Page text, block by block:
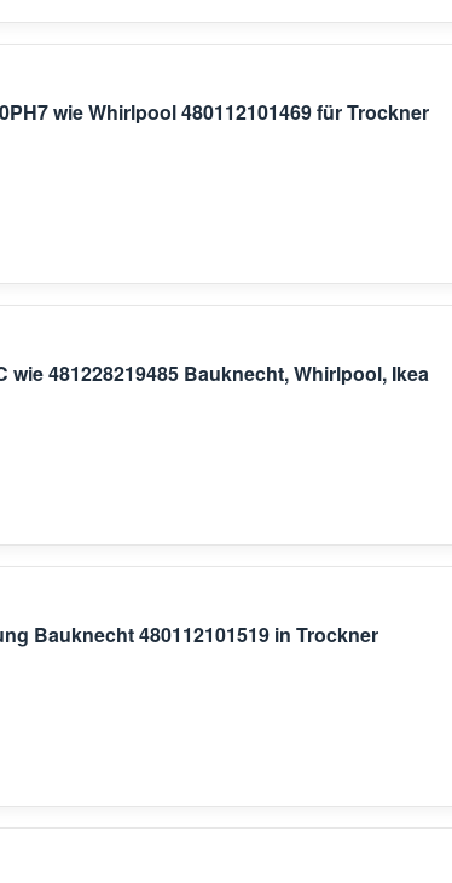
wie Whirlpool 480112101469 für Trockner
wie 481228219485 Bauknecht, Whirlpool, Ikea
Bauknecht 480112101519 in Trockner